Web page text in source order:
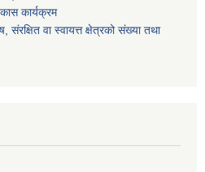
कार्यक्रम
संरक्षित वा स्वायत्त क्षेत्रको संख्या तथा